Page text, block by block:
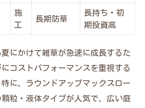
施
工
長期防草
長持ち・初
期投資高
にかけて雑草が急速に成長するた
コストパフォーマンスを重視する
に、ラウンドアップマックスロー
顆粒・液体タイプが人気で、広い庭